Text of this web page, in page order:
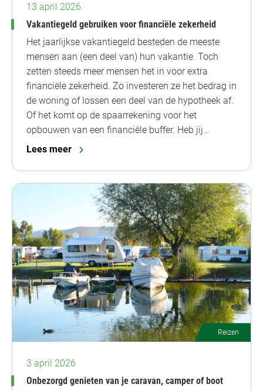
13 april 2026
Vakantiegeld gebruiken voor financiële zekerheid
Het jaarlijkse vakantiegeld besteden de meeste
mensen aan (een deel van) hun vakantie. Toch
zetten steeds meer mensen het in voor extra
financiële zekerheid. Zo investeren ze het bedrag in
de woning of lossen een deel van de hypotheek af.
Of het komt op de spaarrekening voor het
opbouwen van een financiële buffer. Heb jij…
Lees meer
Reizen
3 april 2026
Onbezorgd genieten van je caravan, camper of boot